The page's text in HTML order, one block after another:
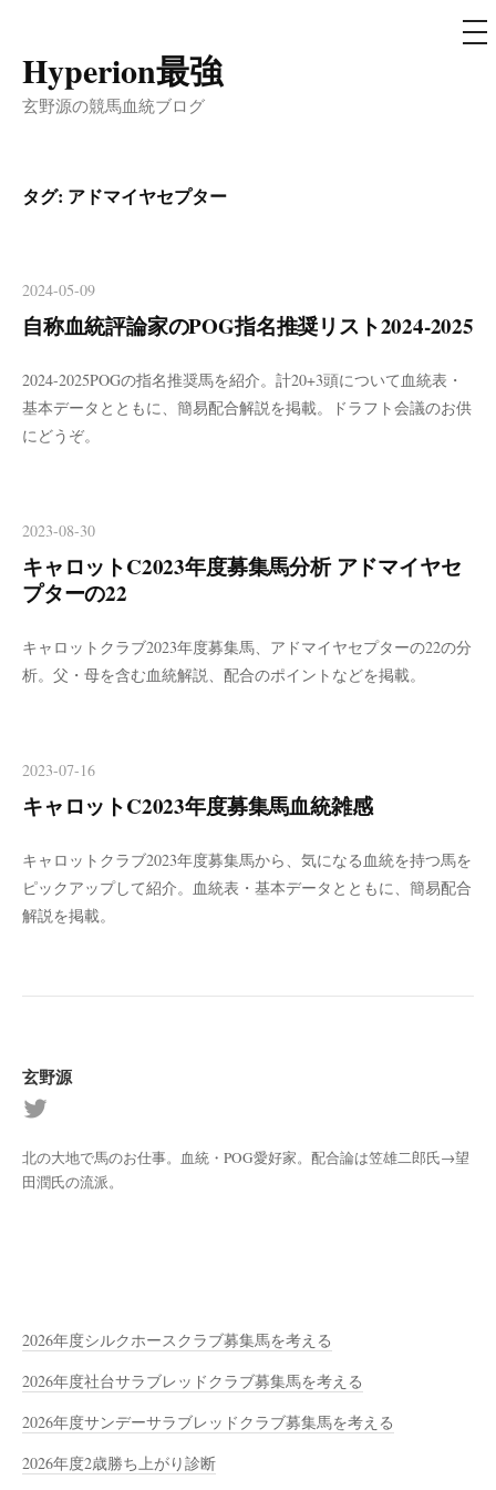
コ
ン
ツ
へ
ッ
プ
Hyperion最強
玄野源の競馬血統ブログ
メ
ニ
タグ: アドマイヤセプター
2024-05-09
自称血統評論家のPOG指名推奨リスト2024-2025
2024-2025POGの指名推奨馬を紹介。計20+3頭について血統表・
基本データとともに、簡易配合解説を掲載。ドラフト会議のお供
にどうぞ。
2023-08-30
キャロットC2023年度募集馬分析 アドマイヤセ
プターの22
キャロットクラブ2023年度募集馬、アドマイヤセプターの22の分
析。父・母を含む血統解説、配合のポイントなどを掲載。
2023-07-16
キャロットC2023年度募集馬血統雑感
キャロットクラブ2023年度募集馬から、気になる血統を持つ馬を
ピックアップして紹介。血統表・基本データとともに、簡易配合
解説を掲載。
玄野源
北の大地で馬のお仕事。血統・POG愛好家。配合論は笠雄二郎氏→望
田潤氏の流派。
2026年度シルクホースクラブ募集馬を考える
2026年度社台サラブレッドクラブ募集馬を考える
2026年度サンデーサラブレッドクラブ募集馬を考える
2026年度2歳勝ち上がり診断